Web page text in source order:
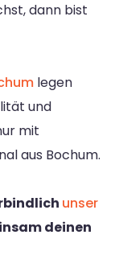
dann bist
legen
und
mit
aus Bochum.
unser
deinen